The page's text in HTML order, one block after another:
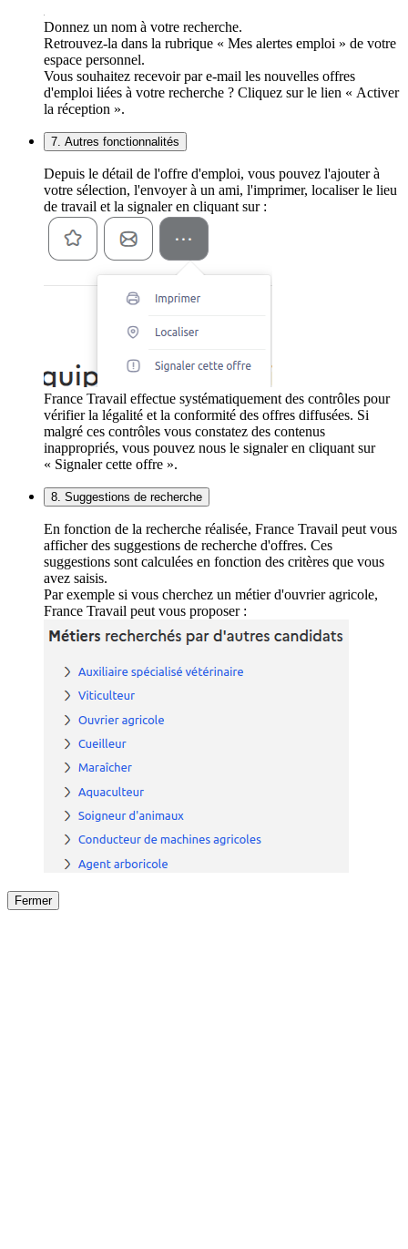
Donnez un nom à votre recherche.
Retrouvez-la dans la rubrique « Mes alertes emploi » de votre
espace personnel.
Vous souhaitez recevoir par e-mail les nouvelles offres
d'emploi liées à votre recherche ? Cliquez sur le lien « Activer
la réception ».
7. Autres fonctionnalités
Depuis le détail de l'offre d'emploi, vous pouvez l'ajouter à
votre sélection, l'envoyer à un ami, l'imprimer, localiser le lieu
de travail et la signaler en cliquant sur :
France Travail effectue systématiquement des contrôles pour
vérifier la légalité et la conformité des offres diffusées. Si
malgré ces contrôles vous constatez des contenus
inappropriés, vous pouvez nous le signaler en cliquant sur
« Signaler cette offre ».
8. Suggestions de recherche
En fonction de la recherche réalisée, France Travail peut vous
afficher des suggestions de recherche d'offres. Ces
suggestions sont calculées en fonction des critères que vous
avez saisis.
Par exemple si vous cherchez un métier d'ouvrier agricole,
France Travail peut vous proposer :
Fermer